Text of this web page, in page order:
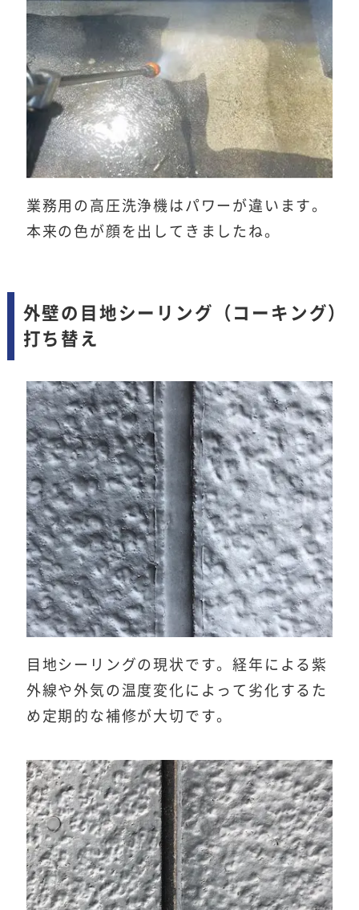
業務用の高圧洗浄機はパワーが違います。
本来の色が顔を出してきましたね。
外壁の目地シーリング（コーキング）
打ち替え
目地シーリングの現状です。経年による紫
外線や外気の温度変化によって劣化するた
め定期的な補修が大切です。